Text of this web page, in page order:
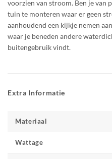
voorzien van stroom. Ben je van
tuin te monteren waar er geen
aanhoudend een kijkje nemen
waar je beneden andere
buitengebruik vindt.
Extra Informatie
Materiaal
Wattage